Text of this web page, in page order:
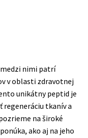
medzi nimi patrí
v oblasti zdravotnej
unikátny peptid je
regeneráciu tkanív a
na široké
ponúka, ako aj na jeho